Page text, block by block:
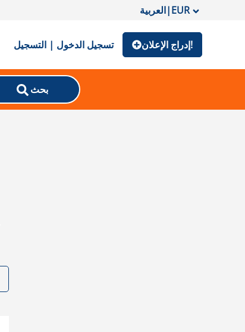
العربية|EUR
تسجيل الدخول | التسجيل إدراج الإعلان!
بحث